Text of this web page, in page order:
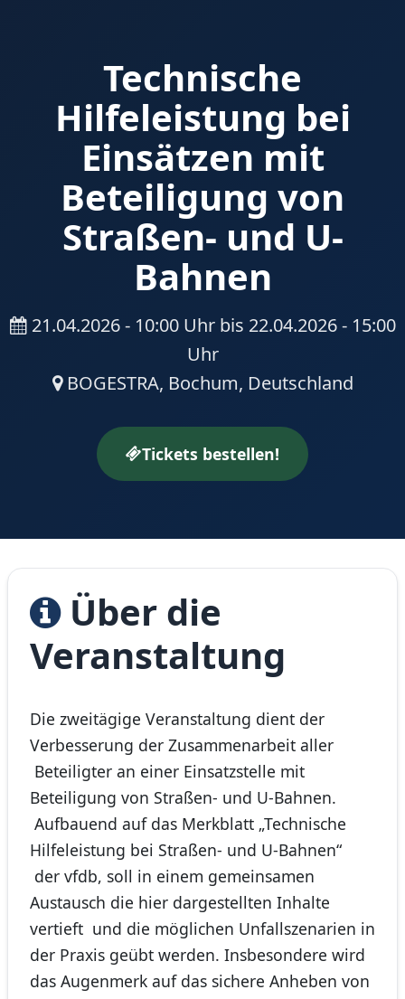
Technische
Hilfeleistung bei
Einsätzen mit
Beteiligung von
Straßen- und U-
Bahnen
21.04.2026 - 10:00 Uhr bis 22.04.2026 - 15:00
Uhr
BOGESTRA, Bochum, Deutschland
Tickets bestellen!
Über die
Veranstaltung
Die zweitägige Veranstaltung dient der
Verbesserung der Zusammenarbeit aller
Beteiligter an einer Einsatzstelle mit
Beteiligung von Straßen- und U-Bahnen.
Aufbauend auf das Merkblatt „Technische
Hilfeleistung bei Straßen- und U-Bahnen“
der vfdb, soll in einem gemeinsamen
Austausch die hier dargestellten Inhalte
vertieft und die möglichen Unfallszenarien in
der Praxis geübt werden. Insbesondere wird
das Augenmerk auf das sichere Anheben von